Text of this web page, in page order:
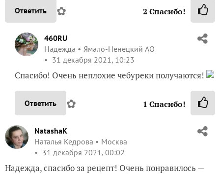
Ответить ✿ 2 Спасибо!
460RU
Надежда
Ямало-Ненецкий АО
31 декабря 2021, 10:23
Спасибо! Очень неплохие чебуреки получаются!
Ответить ✿ 1 Спасибо!
NatashaK
Наталья Кедрова
Москва
31 декабря 2021, 00:02
Надежда, спасибо за рецепт! Очень понравилось —